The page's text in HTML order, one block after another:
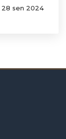
28 sen 2024